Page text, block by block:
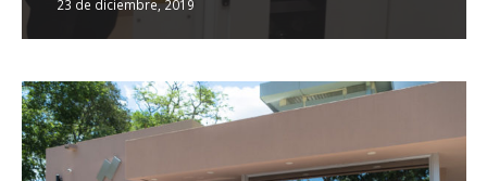
23 de diciembre, 2019